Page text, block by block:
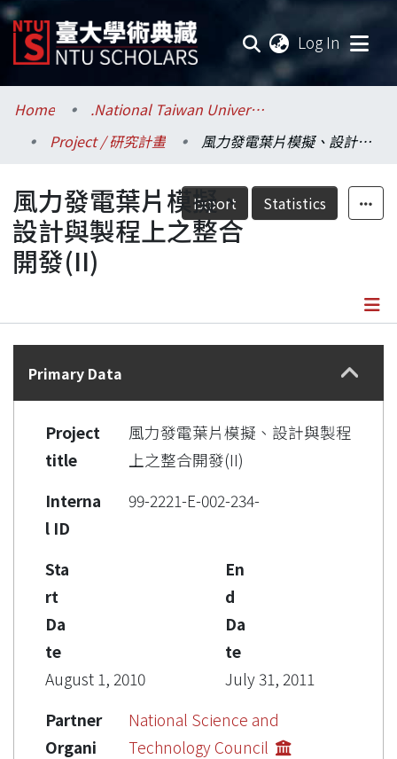
Log In
Communities & Collections
Research Outputs
Fundings & Projects
Researchers
Statistics
Home
.National Taiwan University / 國立臺灣大學
Project / 研究計畫
風力發電葉片模擬、設計與製程上之整合開發(II)
Export Statistics
風力發電葉片模擬、
設計與製程上之整合
開發(II)
Details
Primary Data
Project
title
風力發電葉片模擬、設計與製程
上之整合開發(II)
Interna
l ID
99-2221-E-002-234-
Sta
rt
Da
te
August 1, 2010
En
d
Da
te
July 31, 2011
Partner
Organi
National Science and
Technology Council